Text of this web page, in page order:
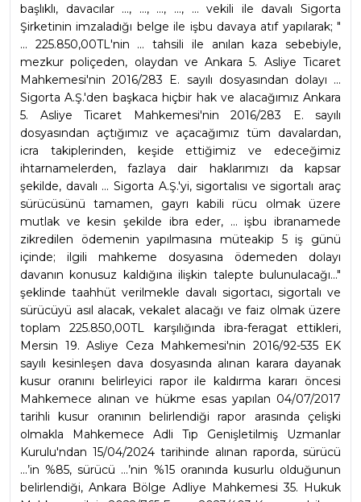
başlıklı, davacılar ..., ..., ..., ..., ... vekili ile davalı Sigorta
Şirketinin imzaladığı belge ile işbu davaya atıf yapılarak; "
... 225.850,00TL'nin ... tahsili ile anılan kaza sebebiyle,
mezkur poliçeden, olaydan ve Ankara 5. Asliye Ticaret
Mahkemesi'nin 2016/283 E. sayılı dosyasından dolayı ...
Sigorta A.Ş.'den başkaca hiçbir hak ve alacağımız Ankara
5. Asliye Ticaret Mahkemesi'nin 2016/283 E. sayılı
dosyasından açtığımız ve açacağımız tüm davalardan,
icra takiplerinden, keşide ettiğimiz ve edeceğimiz
ihtarnamelerden, fazlaya dair haklarımızı da kapsar
şekilde, davalı ... Sigorta A.Ş.'yi, sigortalısı ve sigortalı araç
sürücüsünü tamamen, gayrı kabili rücu olmak üzere
mutlak ve kesin şekilde ibra eder, ... işbu ibranamede
zikredilen ödemenin yapılmasına müteakip 5 iş günü
içinde; ilgili mahkeme dosyasına ödemeden dolayı
davanın konusuz kaldığına ilişkin talepte bulunulacağı..."
şeklinde taahhüt verilmekle davalı sigortacı, sigortalı ve
sürücüyü asıl alacak, vekalet alacağı ve faiz olmak üzere
toplam 225.850,00TL karşılığında ibra-feragat ettikleri,
Mersin 19. Asliye Ceza Mahkemesi'nin 2016/92-535 EK
sayılı kesinleşen dava dosyasında alınan karara dayanak
kusur oranını belirleyici rapor ile kaldırma kararı öncesi
Mahkemece alınan ve hükme esas yapılan 04/07/2017
tarihli kusur oranının belirlendiği rapor arasında çelişki
olmakla Mahkemece Adli Tıp Genişletilmiş Uzmanlar
Kurulu'ndan 15/04/2024 tarihinde alınan raporda, sürücü
...’in %85, sürücü ...’nin %15 oranında kusurlu olduğunun
belirlendiği, Ankara Bölge Adliye Mahkemesi 35. Hukuk